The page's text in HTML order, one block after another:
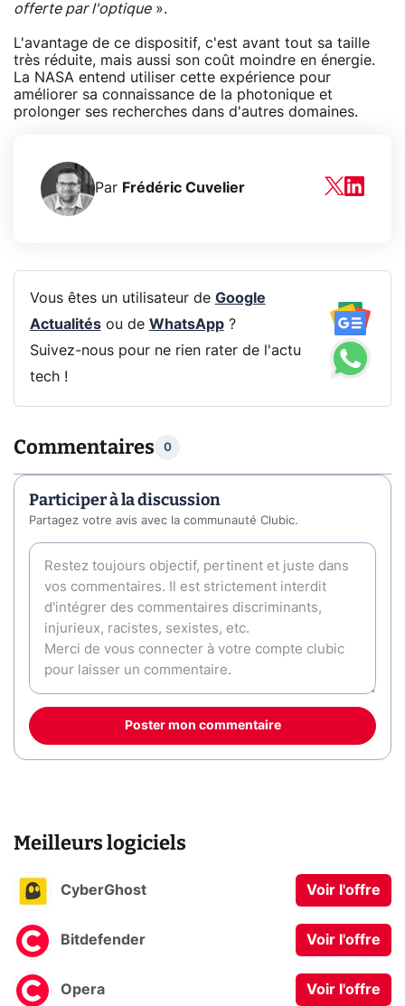
offerte par l'optique».
L'avantage de ce dispositif, c'est avant tout sa taille
très réduite, mais aussi son coût moindre en énergie.
La NASA entend utiliser cette expérience pour
améliorer sa connaissance de la photonique et
prolonger ses recherches dans d'autres domaines.
Par Frédéric Cuvelier
Vous êtes un utilisateur de Google
Actualitésou de WhatsApp?
Suivez-nous pour ne rien rater de l'actu
tech !
Commentaires 0
Participer à la discussion
Partagez votre avis avec la communauté Clubic.
Poster mon commentaire
Meilleurs logiciels
CyberGhost Voir l'offre
Bitdefender Voir l'offre
Opera Voir l'offre